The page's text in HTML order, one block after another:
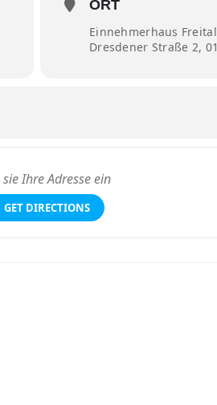
ORT
Einnehmerhaus Freital
Dresdener Straße 2,
GET DIRECTIONS